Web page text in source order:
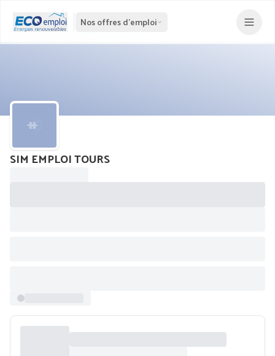
Nos offres d'emploi
SIM EMPLOI TOURS